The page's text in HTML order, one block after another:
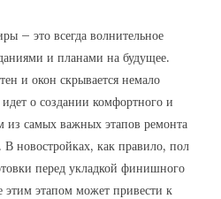
– это всегда волнительное
и планами на будущее.
и окон скрывается немало
о создании комфортного и
из самых важных этапов ремонта
В новостройках, как правило, пол
перед укладкой финишного
этапом может привести к